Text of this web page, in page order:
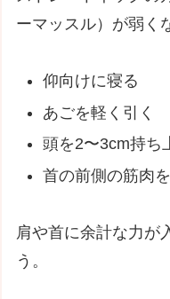
ーマッスル）が弱く
仰向けに寝る
あごを軽く引く
頭を2〜3cm持ち
首の前側の筋肉
肩や首に余計な力が
う。